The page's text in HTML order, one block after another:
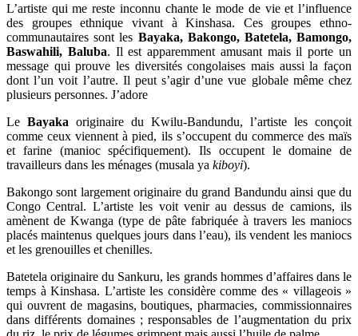
L’artiste qui me reste inconnu chante le mode de vie et l’influence
des groupes ethnique vivant à Kinshasa. Ces groupes ethno-
communautaires sont les Bayaka, Bakongo, Batetela, Bamongo,
Baswahili, Baluba. Il est apparemment amusant mais il porte un
message qui prouve les diversités congolaises mais aussi la façon
dont l’un voit l’autre. Il peut s’agir d’une vue globale même chez
plusieurs personnes. J’adore
Le Bayaka originaire du Kwilu-Bandundu, l’artiste les conçoit
comme ceux viennent à pied, ils s’occupent du commerce des maïs
et farine (manioc spécifiquement). Ils occupent le domaine de
travailleurs dans les ménages (musala ya kiboyi).
Bakongo sont largement originaire du grand Bandundu ainsi que du
Congo Central. L’artiste les voit venir au dessus de camions, ils
amènent de Kwanga (type de pâte fabriquée à travers les maniocs
placés maintenus quelques jours dans l’eau), ils vendent les maniocs
et les grenouilles et chenilles.
Batetela originaire du Sankuru, les grands hommes d’affaires dans le
temps à Kinshasa. L’artiste les considère comme des « villageois »
qui ouvrent de magasins, boutiques, pharmacies, commissionnaires
dans différents domaines ; responsables de l’augmentation du prix